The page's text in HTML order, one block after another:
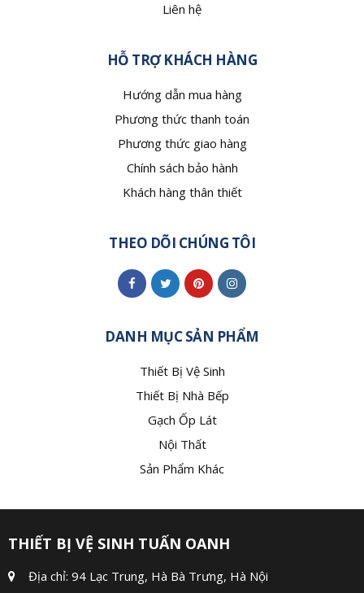
Liên hệ
HỖ TRỢ KHÁCH HÀNG
Hướng dẫn mua hàng
Phương thức thanh toán
Phương thức giao hàng
Chính sách bảo hành
Khách hàng thân thiết
THEO DÕI CHÚNG TÔI
DANH MỤC SẢN PHẨM
Thiết Bị Vệ Sinh
Thiết Bị Nhà Bếp
Gạch Ốp Lát
Nội Thất
Sản Phẩm Khác
THIẾT BỊ VỆ SINH TUẤN OANH
Địa chỉ: 94 Lạc Trung, Hà Bà Trưng, Hà Nội